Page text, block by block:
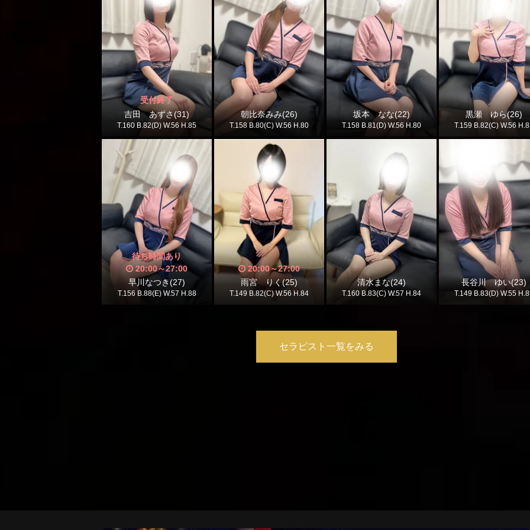
受付終了
吉田 あずさ(31)
T.160 B.82(D) W.56 H.85
朝比奈みみ(26)
T.158 B.80(C) W.56 H.80
坂本 なな(22)
T.158 B.81(D) W.56 H.80
黒瀬 ゆら(26)
T.159 B.82(C) W.56
待ち時間あり
20:00～27:00
早川なつき(27)
T.156 B.88(E) W.57 H.88
20:00～27:00
雨宮 りく(25)
T.149 B.82(C) W.56 H.84
清水まな(24)
T.160 B.83(C) W.57 H.84
長谷川 ゆい(23)
T.149 B.83(D) W.55
セラピスト一覧をみる